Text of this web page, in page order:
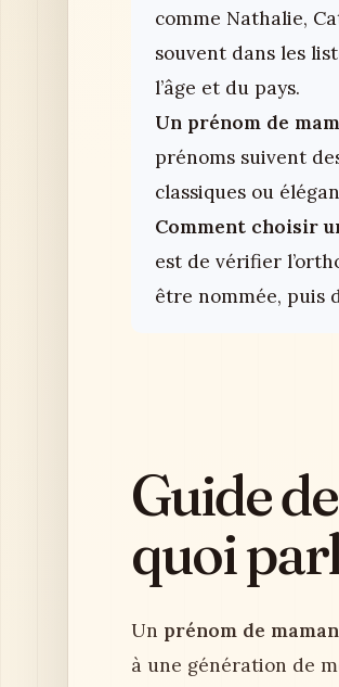
comme Nathalie,
souvent dans les
l’âge et du pays.
Un prénom de
prénoms suivent
classiques ou
Comment choisir
est de vérifier
être nommée, puis
Guide
quoi
Un prénom de maman
à une génération de